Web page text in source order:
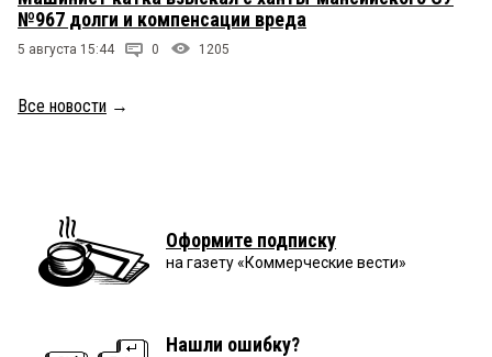
№967 долги и компенсации вреда
5 августа 15:44 0 1205
Все новости →
Оформите подписку
на газету «Коммерческие вести»
Нашли ошибку?